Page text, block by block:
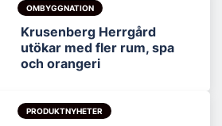
OMBYGGNATION
Krusenberg Herrgård
utökar med fler rum, spa
och orangeri
PRODUKTNYHETER